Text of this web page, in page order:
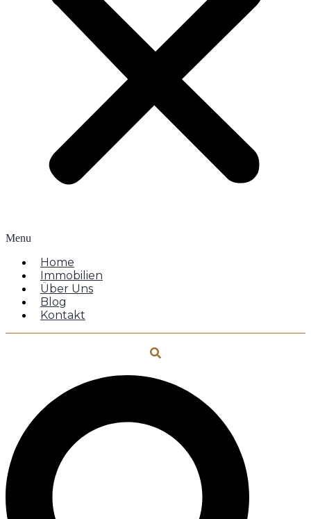
Menu
Home
Immobilien
Über Uns
Blog
Kontakt